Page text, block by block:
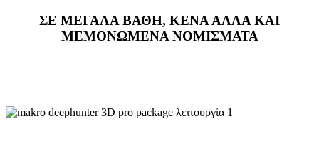
ΣΕ ΜΕΓΑΛΑ ΒΑΘΗ, ΚΕΝΑ ΑΛΛΑ ΚΑΙ
ΜΕΜΟΝΩΜΕΝΑ ΝΟΜΙΣΜΑΤΑ